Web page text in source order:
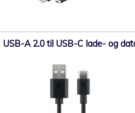
USB-A 2.0 til USB-C lade- og